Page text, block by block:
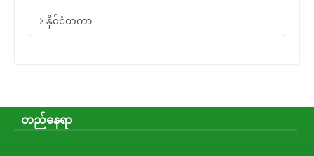
နိုင်ငံတကာ
တည်နေရာ